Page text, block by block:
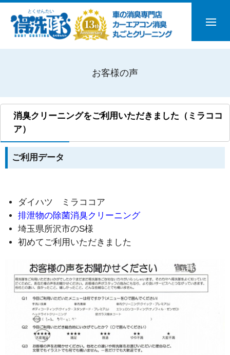
お客様の声
消臭クリーニングをご利用いただきました（ミラココ
ア）
ご利用データ
ダイハツ ミラココア
排泄物の除菌消臭クリーニング
埼玉県所沢市のS様
初めてご利用いただきました